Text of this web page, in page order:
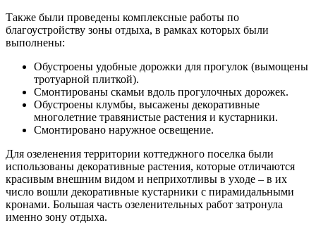
Также были проведены комплексные работы по
благоустройству зоны отдыха, в рамках которых были
выполнены:
Обустроены удобные дорожки для прогулок (вымощены
тротуарной плиткой).
Смонтированы скамьи вдоль прогулочных дорожек.
Обустроены клумбы, высажены декоративные
многолетние травянистые растения и кустарники.
Смонтировано наружное освещение.
Для озеленения территории коттеджного поселка были
использованы декоративные растения, которые отличаются
красивым внешним видом и неприхотливы в уходе – в их
число вошли декоративные кустарники с пирамидальными
кронами. Большая часть озеленительных работ затронула
именно зону отдыха.